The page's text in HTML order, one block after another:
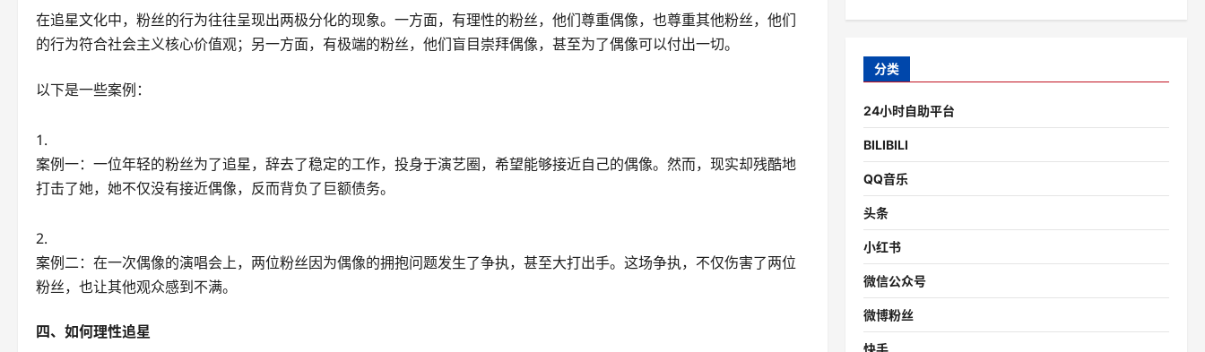
在追星文化中，粉丝的行为往往呈现出两极分化的现象。一方面，有理性的粉丝，他们尊重偶像，也尊重其他粉丝，他们
的行为符合社会主义核心价值观；另一方面，有极端的粉丝，他们盲目崇拜偶像，甚至为了偶像可以付出一切。
以下是一些案例：
案例一：一位年轻的粉丝为了追星，辞去了稳定的工作，投身于演艺圈，希望能够接近自己的偶像。然而，现实却残酷地
打击了她，她不仅没有接近偶像，反而背负了巨额债务。
案例二：在一次偶像的演唱会上，两位粉丝因为偶像的拥抱问题发生了争执，甚至大打出手。这场争执，不仅伤害了两位
粉丝，也让其他观众感到不满。
四、如何理性追星
分类
24小时自助平台
BILIBILI
QQ音乐
头条
小红书
微信公众号
微博粉丝
快手